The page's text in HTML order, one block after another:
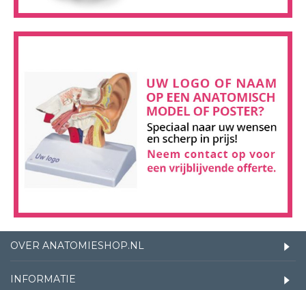
OVER ANATOMIESHOP.NL
INFORMATIE